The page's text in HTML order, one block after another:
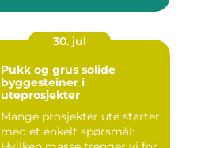
30. jul
Pukk og grus solide
byggesteiner i
uteprosjekter
Mange prosjekter ute starter
med et enkelt spørsmål: